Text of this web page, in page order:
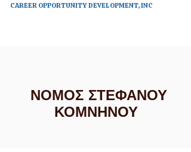
CAREER OPPORTUNITY DEVELOPMENT, INC
ΝΟΜΟΣ ΣΤΕΦΑΝΟΥ
ΚΟΜΝΗΝΟΥ